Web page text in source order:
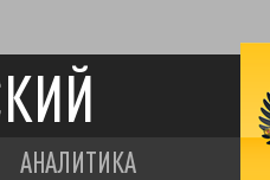
АНАЛИТИКА